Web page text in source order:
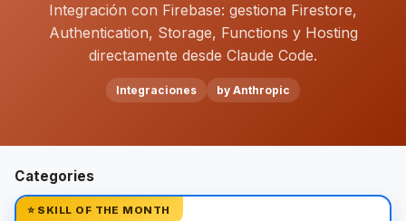
Integración con Firebase: gestiona Firestore,
Authentication, Storage, Functions y Hosting
directamente desde Claude Code.
Integraciones by Anthropic
Categories
⭐ SKILL OF THE MONTH